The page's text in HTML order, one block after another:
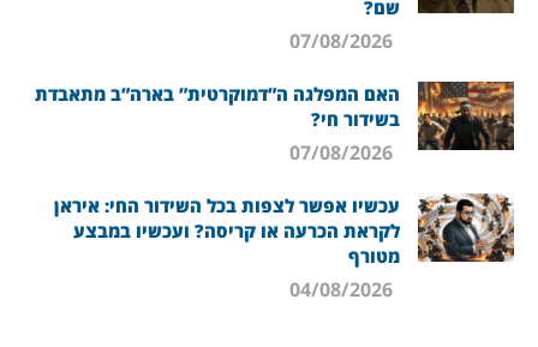
שם?
האם המפלגה ה”דמוקרטית” בארה”ב מתאבדת
בשידור חי?
עכשיו אפשר לצפות בכל השידור החי: איראן
לקראת הכרעה או קריסה? ועכשיו במבצע
מטורף